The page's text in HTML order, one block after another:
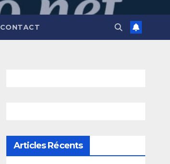
CONTACT
Articles Récents